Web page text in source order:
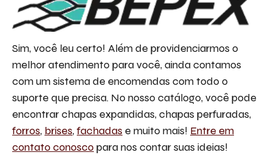
Sim, você leu certo! Além de providenciarmos o
melhor atendimento para você, ainda contamos
com um sistema de encomendas com todo o
suporte que precisa. No nosso catálogo, você pode
encontrar chapas expandidas, chapas perfuradas,
forros, brises,fachadas e muito mais! Entre em
contato conoscopara nos contar suas ideias!